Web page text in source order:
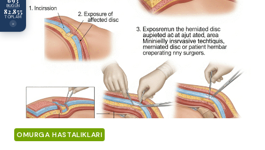
BUGÜN
82.855
TOPLAM
×
OMURGA HASTALIKLARI